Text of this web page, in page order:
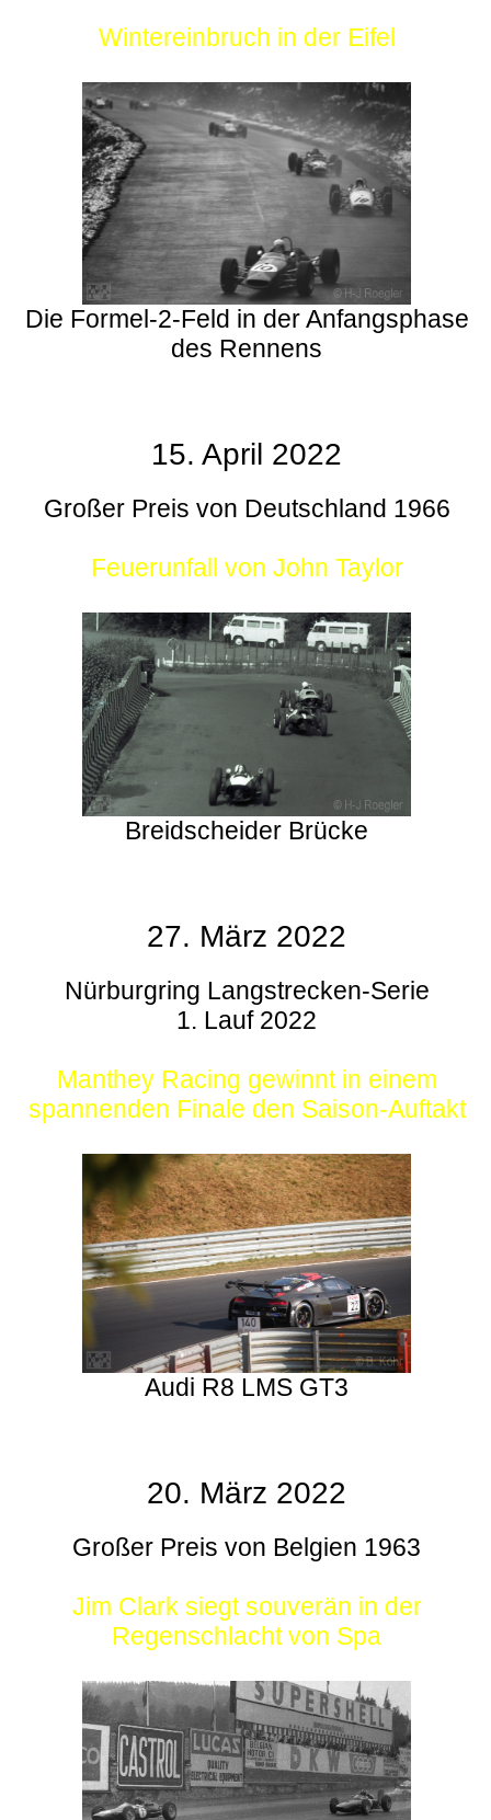
Wintereinbruch in der Eifel
Die Formel-2-Feld in der Anfangsphase
des Rennens
15. April 2022
Großer Preis von Deutschland 1966
Feuerunfall von John Taylor
Breidscheider Brücke
27. März 2022
Nürburgring Langstrecken-Serie
1. Lauf 2022
Manthey Racing gewinnt in einem
spannenden Finale den Saison-Auftakt
Audi R8 LMS GT3
20. März 2022
Großer Preis von Belgien 1963
Jim Clark siegt souverän in der
Regenschlacht von Spa